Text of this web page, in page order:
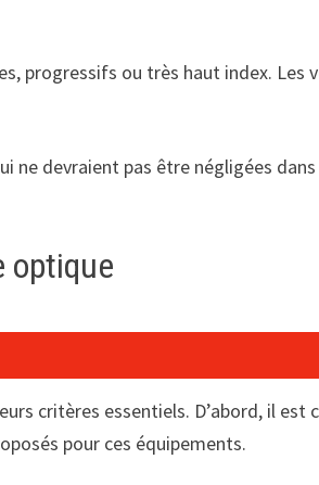
progressifs ou très haut index.
ne devraient pas être négligées
optique
critères essentiels. D’abord, il est
pour ces équipements.